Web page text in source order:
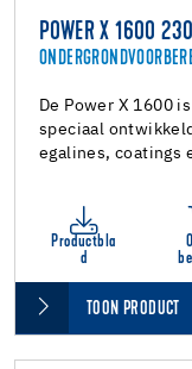
POWER X 1600
De Power X 1600
speciaal
egalines, coatings
Productbla
d
TOON PRODUCT